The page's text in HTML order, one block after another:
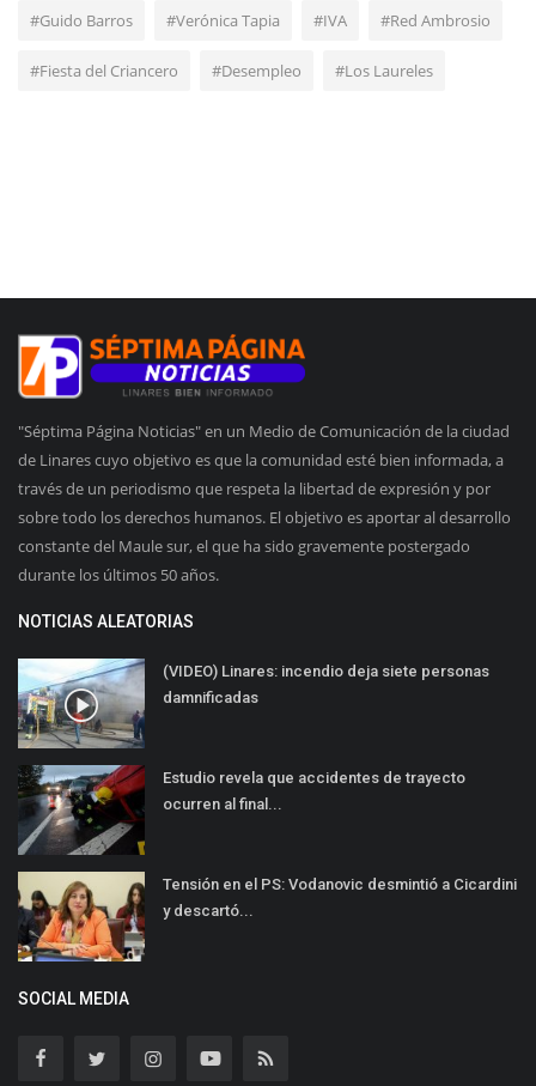
#Guido Barros #Verónica Tapia #IVA #Red Ambrosio
#Fiesta del Criancero #Desempleo #Los Laureles
"Séptima Página Noticias" en un Medio de Comunicación de la ciudad
de Linares cuyo objetivo es que la comunidad esté bien informada, a
través de un periodismo que respeta la libertad de expresión y por
sobre todo los derechos humanos. El objetivo es aportar al desarrollo
constante del Maule sur, el que ha sido gravemente postergado
durante los últimos 50 años.
NOTICIAS ALEATORIAS
(VIDEO) Linares: incendio deja siete personas
damnificadas
Estudio revela que accidentes de trayecto
ocurren al final...
Tensión en el PS: Vodanovic desmintió a Cicardini
y descartó...
SOCIAL MEDIA